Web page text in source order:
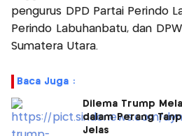
pengurus DPD Partai Perindo
Perindo Labuhanbatu, dan
Sumatera Utara.
Baca Juga :
Dilema Trump
dalam Perang
Jelas